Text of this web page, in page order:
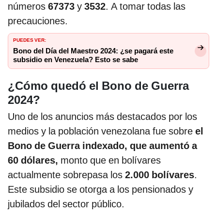
números 67373 y 3532. A tomar todas las
precauciones.
PUEDES VER:
Bono del Día del Maestro 2024: ¿se pagará este
subsidio en Venezuela? Esto se sabe
¿Cómo quedó el Bono de Guerra
2024?
Uno de los anuncios más destacados por los
medios y la población venezolana fue sobre el
Bono de Guerra indexado, que aumentó a
60 dólares, monto que en bolívares
actualmente sobrepasa los 2.000 bolívares.
Este subsidio se otorga a los pensionados y
jubilados del sector público.